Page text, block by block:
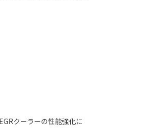
クーラーの性能強化に